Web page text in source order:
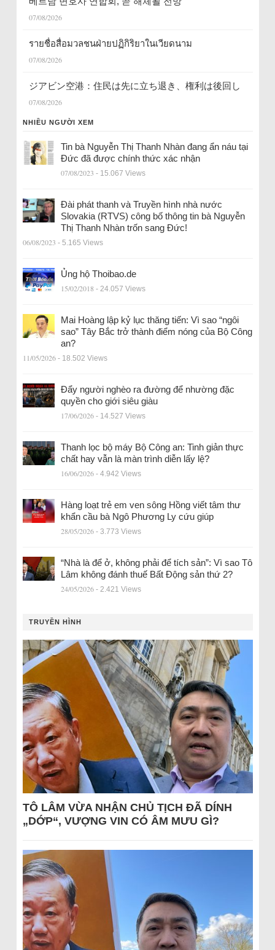
07/08/2026
รายชื่อสื่อมวลชนฝ่ายปฏิกิริยาในเวียดนาม
07/08/2026
ジアビン空港：住民は先に立ち退き、権利は後回し
07/08/2026
NHIỀU NGƯỜI XEM
Tin bà Nguyễn Thị Thanh Nhàn đang ẩn náu tại
Đức đã được chính thức xác nhận
07/08/2023 - 15.067 Views
Đài phát thanh và Truyền hình nhà nước
Slovakia (RTVS) công bố thông tin bà Nguyễn
Thị Thanh Nhàn trốn sang Đức!
06/08/2023 - 5.165 Views
Ủng hộ Thoibao.de
15/02/2018 - 24.057 Views
Mai Hoàng lập kỷ lục thăng tiến: Vì sao “ngôi
sao” Tây Bắc trở thành điểm nóng của Bộ Công
an?
11/05/2026 - 18.502 Views
Đẩy người nghèo ra đường để nhường đặc
quyền cho giới siêu giàu
17/06/2026 - 14.527 Views
Thanh lọc bộ máy Bộ Công an: Tinh giản thực
chất hay vẫn là màn trình diễn lấy lệ?
16/06/2026 - 4.942 Views
Hàng loạt trẻ em ven sông Hồng viết tâm thư
khẩn cầu bà Ngô Phương Ly cứu giúp
28/05/2026 - 3.773 Views
“Nhà là để ở, không phải để tích sản”: Vì sao Tô
Lâm không đánh thuế Bất Động sản thứ 2?
24/05/2026 - 2.421 Views
TRUYỀN HÌNH
TÔ LÂM VỪA NHẬN CHỦ TỊCH ĐÃ DÍNH
„DỚP“, VƯỢNG VIN CÓ ÂM MƯU GÌ?